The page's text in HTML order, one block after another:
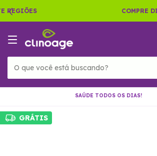
COMPRE DIRETO DA
SAÚDE TODOS OS DIAS!
GRÁTIS